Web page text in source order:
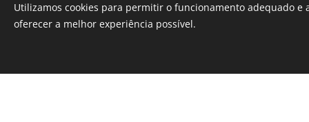
Utilizamos cookies para permitir o funcionamento adequado e
oferecer a melhor experiência possível.